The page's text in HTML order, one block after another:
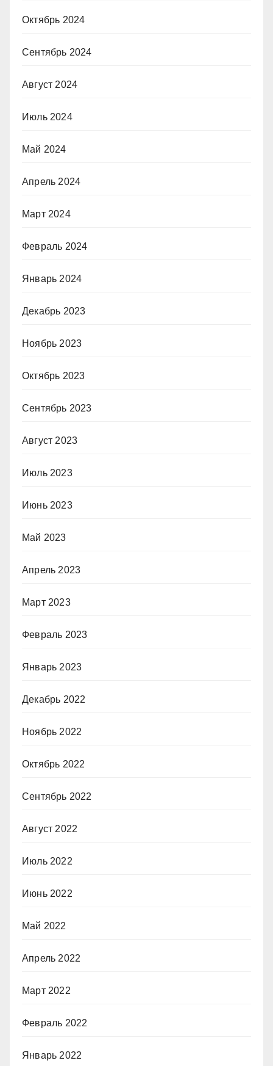
Октябрь 2024
Сентябрь 2024
Август 2024
Июль 2024
Май 2024
Апрель 2024
Март 2024
Февраль 2024
Январь 2024
Декабрь 2023
Ноябрь 2023
Октябрь 2023
Сентябрь 2023
Август 2023
Июль 2023
Июнь 2023
Май 2023
Апрель 2023
Март 2023
Февраль 2023
Январь 2023
Декабрь 2022
Ноябрь 2022
Октябрь 2022
Сентябрь 2022
Август 2022
Июль 2022
Июнь 2022
Май 2022
Апрель 2022
Март 2022
Февраль 2022
Январь 2022